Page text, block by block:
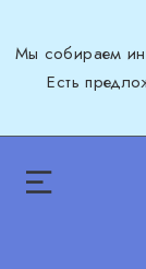
Мы собираем
Есть